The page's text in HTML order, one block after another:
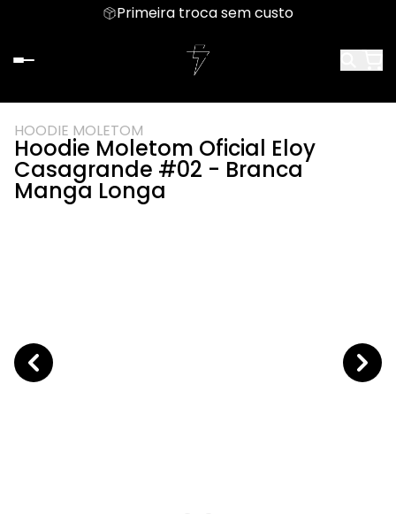
Primeira troca sem custo
HOODIE MOLETOM
Hoodie Moletom Oficial Eloy
Casagrande #02 - Branca
Manga Longa